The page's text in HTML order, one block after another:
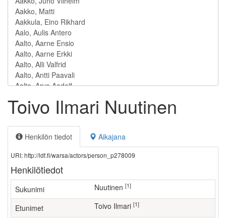
Toivo Ilmari Nuutinen
Henkilön tiedot Aikajana
URI: http://ldf.fi/warsa/actors/person_p278009
Henkilötiedot
Sukunimi Nuutinen [1]
Etunimet Toivo Ilmari [1]